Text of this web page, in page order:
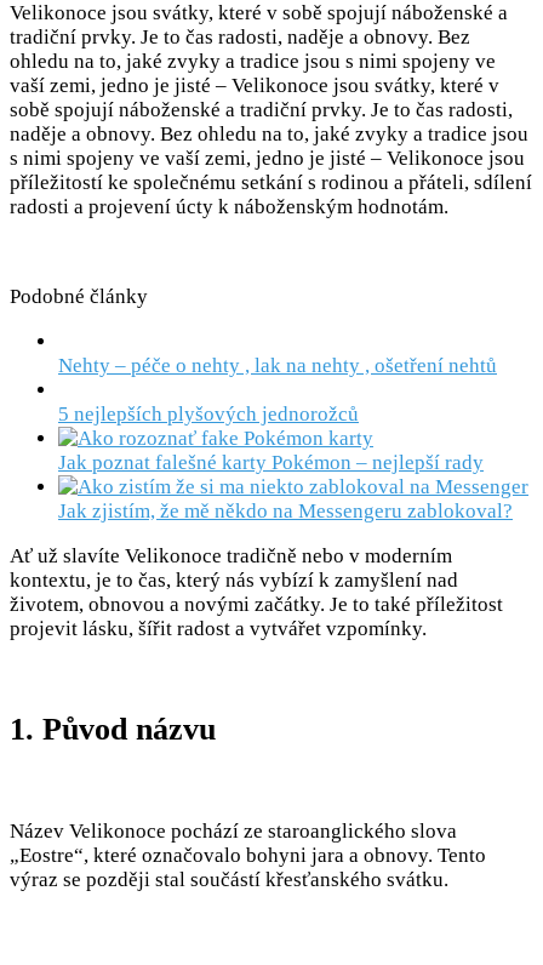
Velikonoce jsou svátky, které v sobě spojují náboženské a
tradiční prvky. Je to čas radosti, naděje a obnovy. Bez
ohledu na to, jaké zvyky a tradice jsou s nimi spojeny ve
vaší zemi, jedno je jisté – Velikonoce jsou svátky, které v
sobě spojují náboženské a tradiční prvky. Je to čas radosti,
naděje a obnovy. Bez ohledu na to, jaké zvyky a tradice jsou
s nimi spojeny ve vaší zemi, jedno je jisté – Velikonoce jsou
příležitostí ke společnému setkání s rodinou a přáteli, sdílení
radosti a projevení úcty k náboženským hodnotám.
Podobné články
Nehty – péče o nehty , lak na nehty , ošetření nehtů
5 nejlepších plyšových jednorožců
Jak poznat falešné karty Pokémon – nejlepší rady
Jak zjistím, že mě někdo na Messengeru zablokoval?
Ať už slavíte Velikonoce tradičně nebo v moderním
kontextu, je to čas, který nás vybízí k zamyšlení nad
životem, obnovou a novými začátky. Je to také příležitost
projevit lásku, šířit radost a vytvářet vzpomínky.
1. Původ názvu
Název Velikonoce pochází ze staroanglického slova
„Eostre“, které označovalo bohyni jara a obnovy. Tento
výraz se později stal součástí křesťanského svátku.